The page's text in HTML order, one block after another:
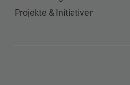
Projekte & Initiativen